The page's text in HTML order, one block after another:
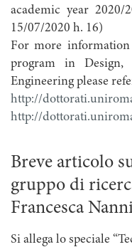
academic year
15/07/2020 h. 16)
For more
program in Design,
Engineering please
http://
http://
Breve articolo
gruppo di
Francesca
Si allega lo speciale